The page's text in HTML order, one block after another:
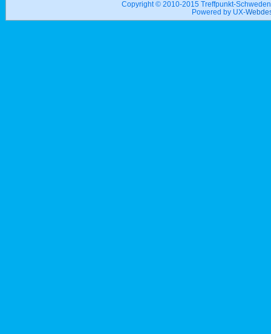
Copyright © 2010-2015 Treffpunkt-
Powered by UX-